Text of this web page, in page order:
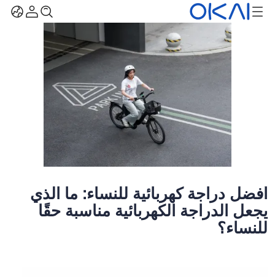
أفضل دراجة كهربائية للنساء: ما الذي
يجعل الدراجة الكهربائية مناسبة حقًا
للنساء؟